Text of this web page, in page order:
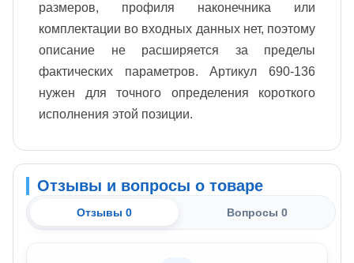
размеров, профиля наконечника или
комплектации во входных данных нет, поэтому
описание не расширяется за пределы
фактических параметров. Артикул 690-136
нужен для точного определения короткого
исполнения этой позиции.
Отзывы и вопросы о товаре
Отзывы 0 Вопросы 0